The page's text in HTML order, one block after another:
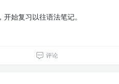
开始复习以往语法笔记。
评论